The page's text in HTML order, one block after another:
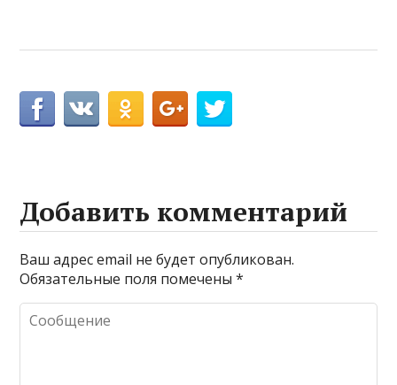
Добавить комментарий
Ваш адрес email не будет опубликован.
Обязательные поля помечены*